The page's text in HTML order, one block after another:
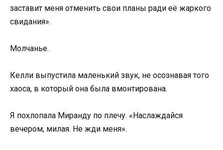
заставит меня отменить свои планы ради её жаркого
свидания».
Молчанье.
Келли выпустила маленький звук, не осознавая того
хаоса, в который она была вмонтирована.
Я похлопала Миранду по плечу. «Наслаждайся
вечером, милая. Не жди меня».